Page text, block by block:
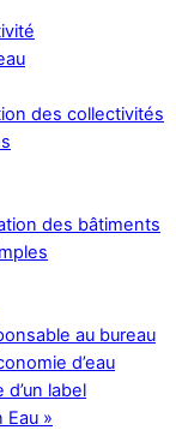
des collectivités
des bâtiments
au bureau
d’eau
label
»